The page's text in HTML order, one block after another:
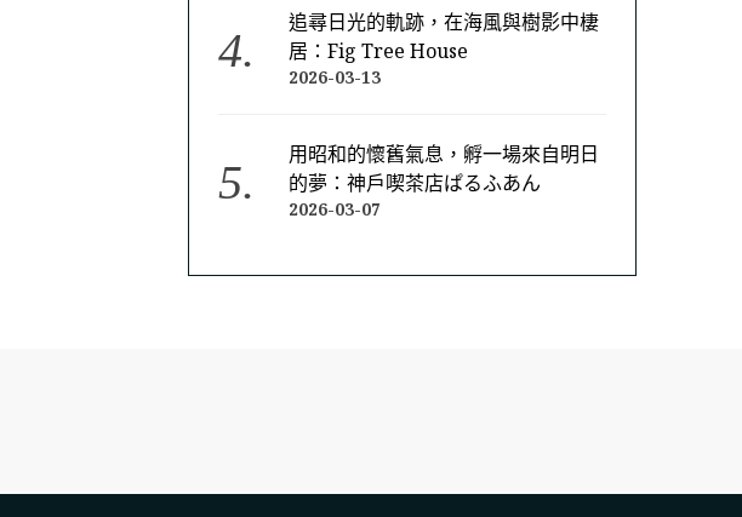
追尋日光的軌跡，在海風與樹影中棲
居：Fig Tree House
2026-03-13
用昭和的懷舊氣息，孵一場來自明日
的夢：神戶喫茶店ぱるふあん
2026-03-07